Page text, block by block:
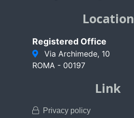
Location
Registered Office
Via Archimede, 10
ROMA - 00197
Link
Privacy policy